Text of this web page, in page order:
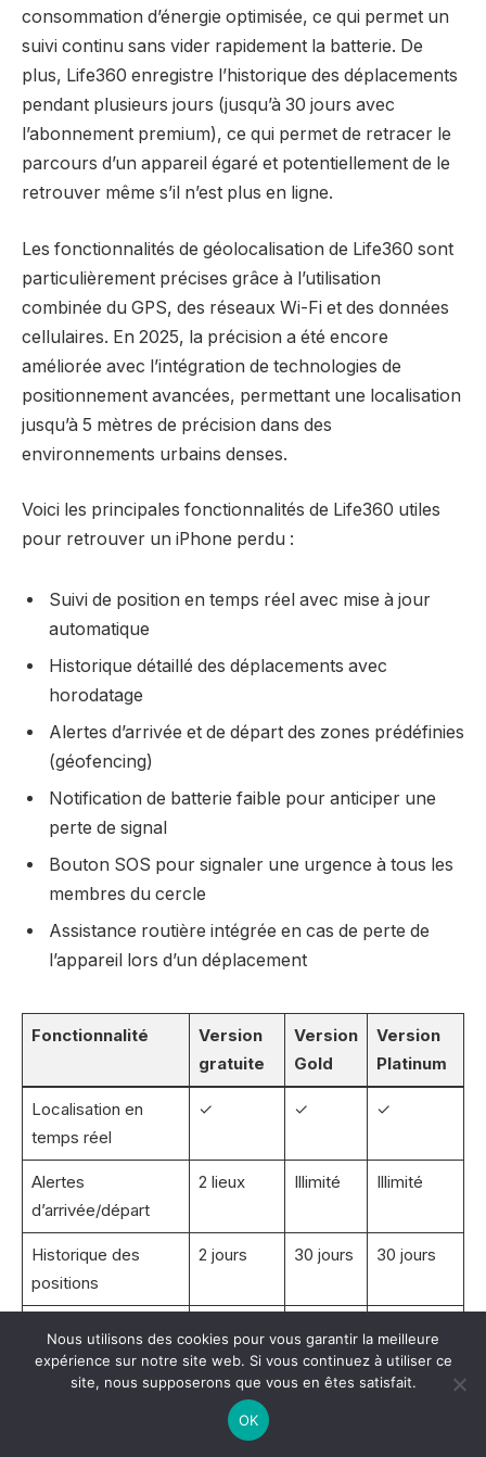
consommation d’énergie optimisée, ce qui permet un
suivi continu sans vider rapidement la batterie. De
plus, Life360 enregistre l’historique des déplacements
pendant plusieurs jours (jusqu’à 30 jours avec
l’abonnement premium), ce qui permet de retracer le
parcours d’un appareil égaré et potentiellement de le
retrouver même s’il n’est plus en ligne.
Les fonctionnalités de géolocalisation de Life360 sont
particulièrement précises grâce à l’utilisation
combinée du GPS, des réseaux Wi-Fi et des données
cellulaires. En 2025, la précision a été encore
améliorée avec l’intégration de technologies de
positionnement avancées, permettant une localisation
jusqu’à 5 mètres de précision dans des
environnements urbains denses.
Voici les principales fonctionnalités de Life360 utiles
pour retrouver un iPhone perdu :
Suivi de position en temps réel avec mise à jour
automatique
Historique détaillé des déplacements avec
horodatage
Alertes d’arrivée et de départ des zones prédéfinies
(géofencing)
Notification de batterie faible pour anticiper une
perte de signal
Bouton SOS pour signaler une urgence à tous les
membres du cercle
Assistance routière intégrée en cas de perte de
l’appareil lors d’un déplacement
Fonctionnalité
Version
gratuite
Version
Gold
Version
Platinum
Localisation en
temps réel
✓ ✓ ✓
Alertes
d’arrivée/départ
2 lieux Illimité Illimité
Historique des
positions
2 jours 30 jours 30 jours
d’accidents
Nous utilisons des cookies pour vous garantir la meilleure
expérience sur notre site web. Si vous continuez à utiliser ce
site, nous supposerons que vous en êtes satisfait.
OK